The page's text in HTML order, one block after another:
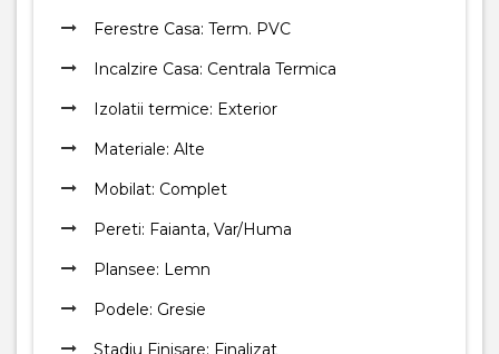
Ferestre Casa: Term. PVC
Incalzire Casa: Centrala Termica
Izolatii termice: Exterior
Materiale: Alte
Mobilat: Complet
Pereti: Faianta, Var/Huma
Plansee: Lemn
Podele: Gresie
Stadiu Finisare: Finalizat